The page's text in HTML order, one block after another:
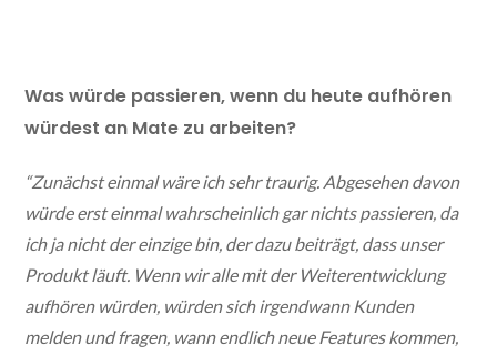
Was würde passieren, wenn du heute aufhören
würdest an Mate zu arbeiten?
“Zunächst einmal wäre ich sehr traurig. Abgesehen davon
würde erst einmal wahrscheinlich gar nichts passieren, da
ich ja nicht der einzige bin, der dazu beiträgt, dass unser
Produkt läuft. Wenn wir alle mit der Weiterentwicklung
aufhören würden, würden sich irgendwann Kunden
melden und fragen, wann endlich neue Features kommen,